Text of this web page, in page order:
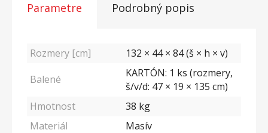
Parametre Podrobný popis
Rozmery [cm]
132 × 44 × 84 (š × h × v)
Balené
KARTÓN: 1 ks (rozmery,
š/v/d: 47 × 19 × 135 cm)
Hmotnost
38 kg
Materiál
Masív